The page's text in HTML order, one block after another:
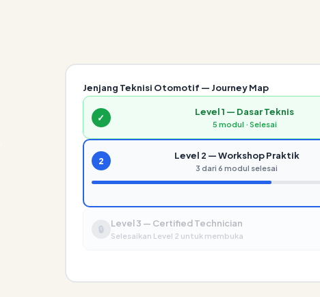
Jenjang Teknisi Otomotif — Journey Map
✓
Level 1 — Dasar Teknis
5 modul · Selesai
2
Level 2 — Workshop Praktik
3 dari 6 modul selesai
🔒
Level 3 — Certified Technician
Selesaikan Level 2 untuk membuka